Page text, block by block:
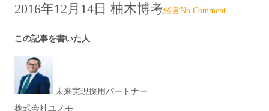
2016年12月14日 柚木博考経営No Comment
この記事を書いた人
未来実現採用パートナー
株式会社ユノモ